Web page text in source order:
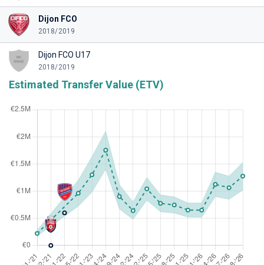
Dijon FCO
2018/2019
Dijon FCO U17
2018/2019
Estimated Transfer Value (ETV)